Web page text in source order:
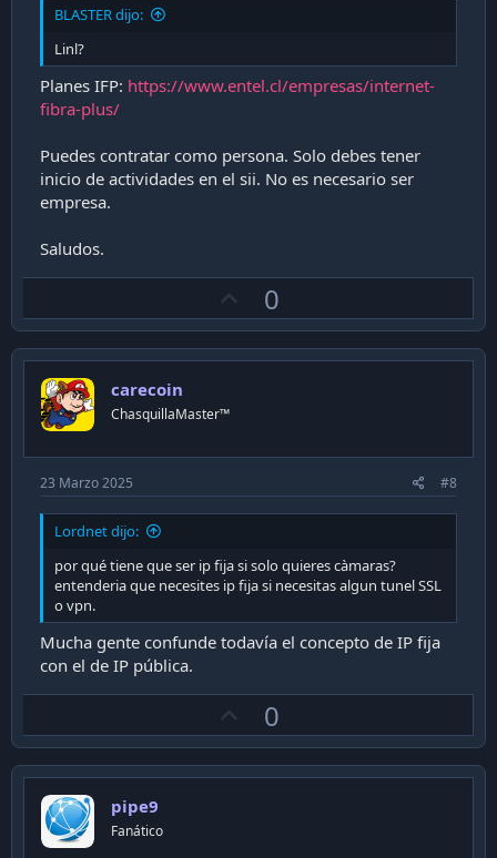
BLASTER dijo:
Linl?
Planes IFP: https://www.entel.cl/empresas/internet-
fibra-plus/
Puedes contratar como persona. Solo debes tener
inicio de actividades en el sii. No es necesario ser
empresa.
Saludos.
p
v
0
carecoin
ChasquillaMaster™
23 Marzo 2025 #8
Lordnet dijo:
por qué tiene que ser ip fija si solo quieres càmaras?
entenderia que necesites ip fija si necesitas algun tunel SSL
o vpn.
Mucha gente confunde todavía el concepto de IP fija
con el de IP pública.
p
v
0
pipe9
Fanático